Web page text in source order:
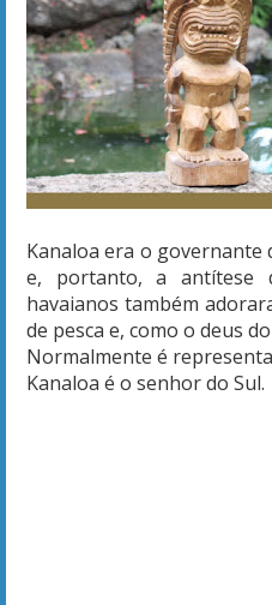
Kanaloa era o
e, portanto, a antítese
havaianos também
de pesca e, como o deus
Normalmente é
Kanaloa é o senhor do Sul.